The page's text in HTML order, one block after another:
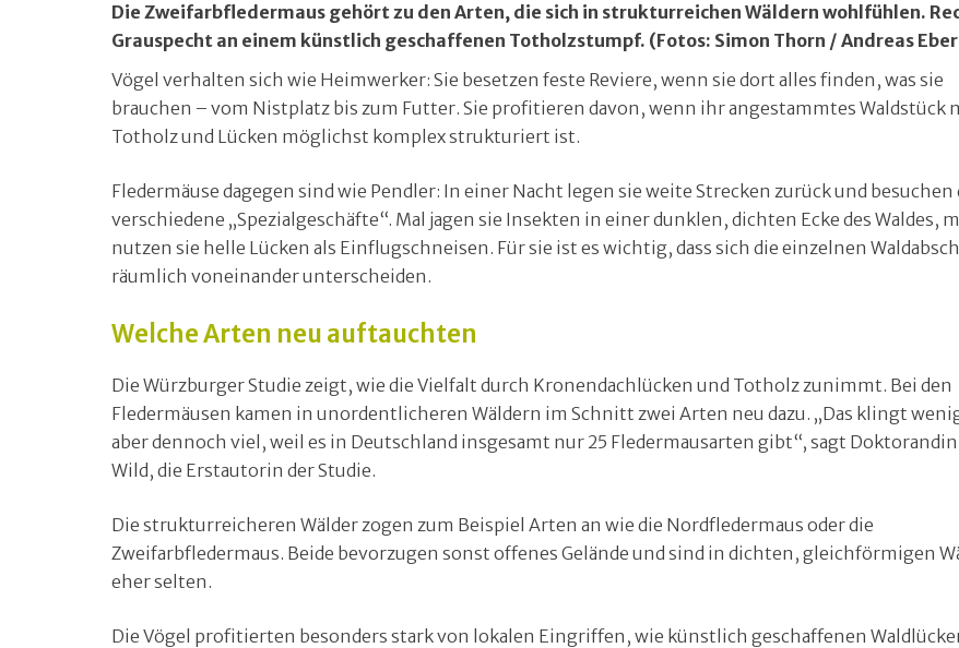
Die Zweifarbfledermaus gehört zu den Arten, die sich in strukturreichen Wäldern wohlfühlen.
Grauspecht an einem künstlich geschaffenen Totholzstumpf. (Fotos: Simon Thorn / Andreas
Vögel verhalten sich wie Heimwerker: Sie besetzen feste Reviere, wenn sie dort alles finden, was sie
brauchen – vom Nistplatz bis zum Futter. Sie profitieren davon, wenn ihr angestammtes Waldstück
Totholz und Lücken möglichst komplex strukturiert ist.
Fledermäuse dagegen sind wie Pendler: In einer Nacht legen sie weite Strecken zurück und besuchen
verschiedene „Spezialgeschäfte“. Mal jagen sie Insekten in einer dunklen, dichten Ecke des Waldes,
nutzen sie helle Lücken als Einflugschneisen. Für sie ist es wichtig, dass sich die einzelnen
räumlich voneinander unterscheiden.
Welche Arten neu auftauchten
Die Würzburger Studie zeigt, wie die Vielfalt durch Kronendachlücken und Totholz zunimmt. Bei den
Fledermäusen kamen in unordentlicheren Wäldern im Schnitt zwei Arten neu dazu. „Das klingt
aber dennoch viel, weil es in Deutschland insgesamt nur 25 Fledermausarten gibt“, sagt Doktorandin
Wild, die Erstautorin der Studie.
Die strukturreicheren Wälder zogen zum Beispiel Arten an wie die Nordfledermaus oder die
Zweifarbfledermaus. Beide bevorzugen sonst offenes Gelände und sind in dichten, gleichförmigen
eher selten.
Die Vögel profitierten besonders stark von lokalen Eingriffen, wie künstlich geschaffenen